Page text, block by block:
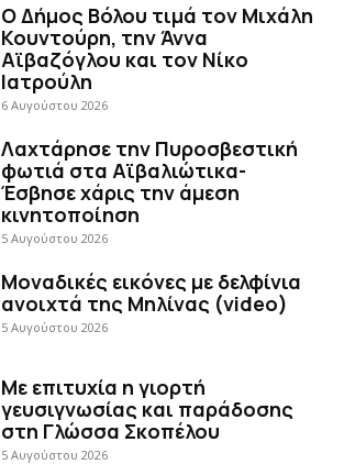
Ο Δήμος Βόλου τιμά τον Μιχάλη
Κουντούρη, την Άννα
Αϊβαζόγλου και τον Νίκο
Ιατρούλη
6 Αυγούστου 2026
Λαχτάρησε την Πυροσβεστική
φωτιά στα Αϊβαλιώτικα-
Έσβησε χάρις την άμεση
κινητοποίηση
5 Αυγούστου 2026
Μοναδικές εικόνες με δελφίνια
ανοιχτά της Μηλίνας (video)
5 Αυγούστου 2026
Με επιτυχία η γιορτή
γευσιγνωσίας και παράδοσης
στη Γλώσσα Σκοπέλου
5 Αυγούστου 2026